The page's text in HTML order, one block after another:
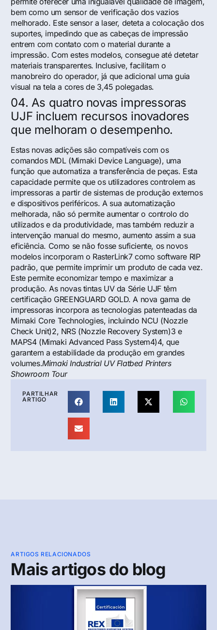
bem como um sensor de verificação dos vazios
melhorado. Este sensor a laser, deteta a colocação dos
suportes, impedindo que as cabeças de impressão
entrem com contato com o material durante a
impressão. Com estes modelos, consegue até detetar
materiais transparentes. Inclusive, facilitam o
manobreiro do operador, já que adicional uma guia
visual na tela a cores de 3,45 polegadas.
04. As quatro novas impressoras
UJF incluem recursos inovadores
que melhoram o desempenho.
Estas novas adições são compatíveis com os
comandos MDL (Mimaki Device Language), uma
função que automatiza a transferência de peças. Esta
capacidade permite que os utilizadores controlem as
impressoras a partir de sistemas de produção externos
e dispositivos periféricos. A sua automatização
melhorada, não só permite aumentar o controlo do
utilizados e da produtividade, mas também reduzir a
intervenção manual do mesmo, aumento assim a sua
eficiência. Como se não fosse suficiente, os novos
modelos incorporam o RasterLink7 como software RIP
padrão, que permite imprimir um produto de cada vez.
Este permite economizar tempo e maximizar a
produção. As novas tintas UV da Série UJF têm
certificação GREENGUARD GOLD. A nova gama de
impressoras incorpora as tecnologias patenteadas da
Mimaki Core Technologies, incluindo NCU (Nozzle
Check Unit)2, NRS (Nozzle Recovery System)3 e
MAPS4 (Mimaki Advanced Pass System4)4, que
garantem a estabilidade da produção em grandes
volumes.Mimaki Industrial UV Flatbed Printers
Showroom Tour
PARTILHAR
ARTIGO
ARTIGOS RELACIONADOS
Mais artigos do blog